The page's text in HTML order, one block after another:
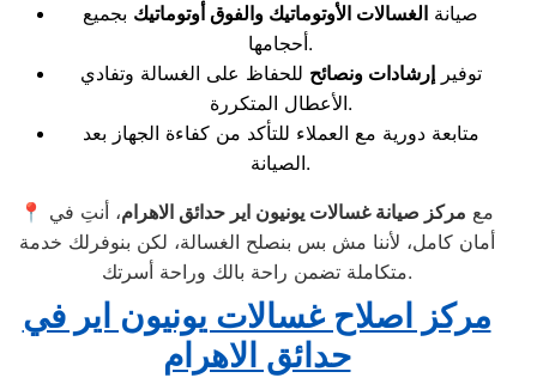
صيانة الغسالات الأوتوماتيك والفوق أوتوماتيك بجميع
أحجامها.
توفيرإرشادات ونصائح للحفاظ على الغسالة وتفادي
الأعطال المتكررة.
متابعة دورية مع العملاء للتأكد من كفاءة الجهاز بعد
الصيانة.
📍 مع مركز صيانة غسالات يونيون اير حدائق الاهرام، أنتِ في
أمان كامل، لأننا مش بس بنصلح الغسالة، لكن بنوفرلك خدمة
متكاملة تضمن راحة بالك وراحة أسرتك.
مركز اصلاح غسالات يونيون اير في
حدائق الاهرام